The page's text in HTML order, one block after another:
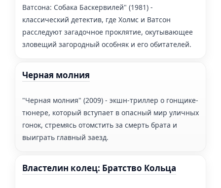
Ватсона: Собака Баскервилей" (1981) -
классический детектив, где Холмс и Ватсон
расследуют загадочное проклятие, окутывающее
зловещий загородный особняк и его обитателей.
Черная молния
"Черная молния" (2009) - экшн-триллер о гонщике-
тюнере, который вступает в опасный мир уличных
гонок, стремясь отомстить за смерть брата и
выиграть главный заезд.
Властелин колец: Братство Кольца